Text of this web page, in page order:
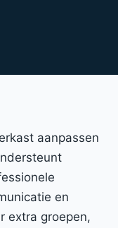
aanpassen
en
extra groepen,